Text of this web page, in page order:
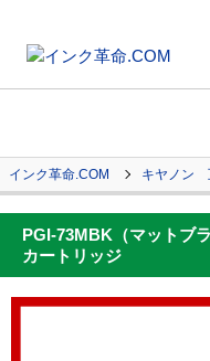
インク革命.COM キヤノン
PGI-73MBK（マットブ
カートリッジ